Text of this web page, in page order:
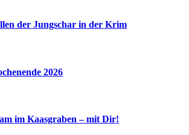
der Jungschar in der Krim
2026
im Kaasgraben – mit Dir!